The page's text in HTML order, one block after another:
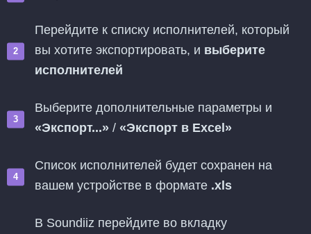
Перейдите к списку исполнителей, который
вы хотите экспортировать, и выберите
исполнителей
Выберите дополнительные параметры и
«Экспорт...» / «Экспорт в Excel»
Список исполнителей будет сохранен на
вашем устройстве в формате .xls
В Soundiiz перейдите во вкладку